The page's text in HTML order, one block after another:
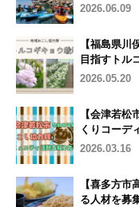
2026.06.09
【福島県
目指すトル
2026.05.20
【会津若
くりコーデ
2026.03.16
【喜多方
る人材を募